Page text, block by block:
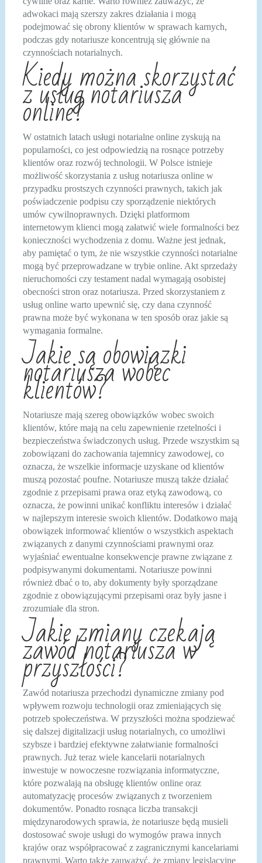
adwokaci mają szerszy zakres działania i mogą
podejmować się obrony klientów w sprawach karnych,
podczas gdy notariusze koncentrują się głównie na
czynnościach notarialnych.
Kiedy można skorzystać
z usług notariusza
online?
W ostatnich latach usługi notarialne online zyskują na
popularności, co jest odpowiedzią na rosnące potrzeby
klientów oraz rozwój technologii. W Polsce istnieje
możliwość skorzystania z usług notariusza online w
przypadku prostszych czynności prawnych, takich jak
poświadczenie podpisu czy sporządzenie niektórych
umów cywilnoprawnych. Dzięki platformom
internetowym klienci mogą załatwić wiele formalności bez
konieczności wychodzenia z domu. Ważne jest jednak,
aby pamiętać o tym, że nie wszystkie czynności notarialne
mogą być przeprowadzane w trybie online. Akt sprzedaży
nieruchomości czy testament nadal wymagają osobistej
obecności stron oraz notariusza. Przed skorzystaniem z
usług online warto upewnić się, czy dana czynność
prawna może być wykonana w ten sposób oraz jakie są
wymagania formalne.
Jakie są obowiązki
notariusza wobec
klientów?
Notariusze mają szereg obowiązków wobec swoich
klientów, które mają na celu zapewnienie rzetelności i
bezpieczeństwa świadczonych usług. Przede wszystkim są
zobowiązani do zachowania tajemnicy zawodowej, co
oznacza, że wszelkie informacje uzyskane od klientów
muszą pozostać poufne. Notariusze muszą także działać
zgodnie z przepisami prawa oraz etyką zawodową, co
oznacza, że powinni unikać konfliktu interesów i działać
w najlepszym interesie swoich klientów. Dodatkowo mają
obowiązek informować klientów o wszystkich aspektach
związanych z danymi czynnościami prawnymi oraz
wyjaśniać ewentualne konsekwencje prawne związane z
podpisywanymi dokumentami. Notariusze powinni
również dbać o to, aby dokumenty były sporządzane
zgodnie z obowiązującymi przepisami oraz były jasne i
zrozumiałe dla stron.
Jakie zmiany czekają
zawód notariusza w
przyszłości?
Zawód notariusza przechodzi dynamiczne zmiany pod
wpływem rozwoju technologii oraz zmieniających się
potrzeb społeczeństwa. W przyszłości można spodziewać
się dalszej digitalizacji usług notarialnych, co umożliwi
szybsze i bardziej efektywne załatwianie formalności
prawnych. Już teraz wiele kancelarii notarialnych
inwestuje w nowoczesne rozwiązania informatyczne,
które pozwalają na obsługę klientów online oraz
automatyzację procesów związanych z tworzeniem
dokumentów. Ponadto rosnąca liczba transakcji
międzynarodowych sprawia, że notariusze będą musieli
dostosować swoje usługi do wymogów prawa innych
krajów oraz współpracować z zagranicznymi kancelariami
prawnymi. Warto także zauważyć, że zmiany legislacyjne